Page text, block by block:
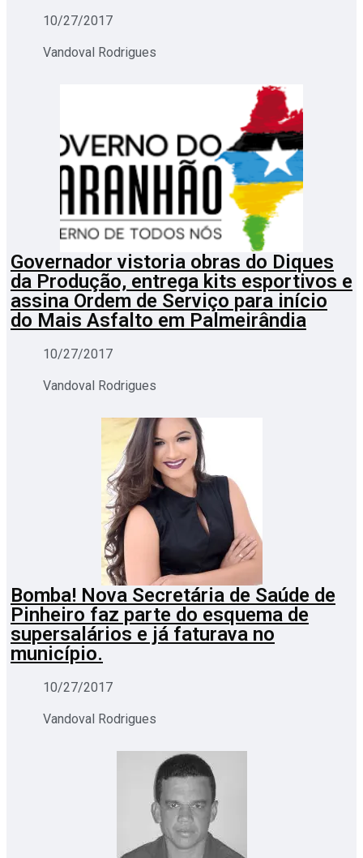
10/27/2017
Vandoval Rodrigues
Governador vistoria obras do Diques
da Produção, entrega kits esportivos e
assina Ordem de Serviço para início
do Mais Asfalto em Palmeirândia
10/27/2017
Vandoval Rodrigues
Bomba! Nova Secretária de Saúde de
Pinheiro faz parte do esquema de
supersalários e já faturava no
município.
10/27/2017
Vandoval Rodrigues